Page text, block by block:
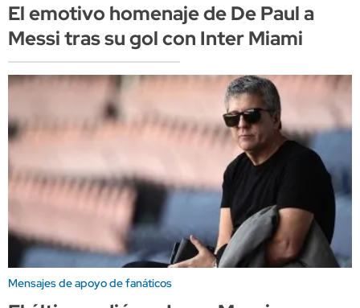
El emotivo homenaje de De Paul a
Messi tras su gol con Inter Miami
Mensajes de apoyo de fanáticos